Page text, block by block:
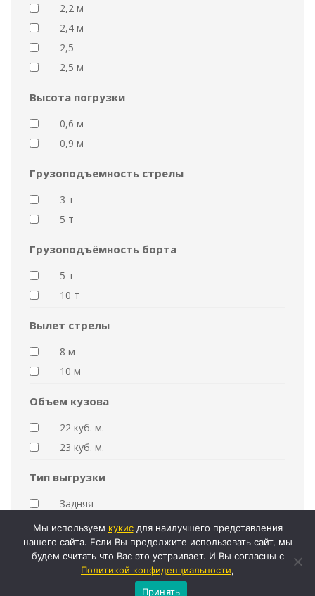
2,2 м
2,4 м
2,5
2,5 м
Высота погрузки
0,6 м
0,9 м
Грузоподъемность стрелы
3 т
5 т
Грузоподъёмность борта
5 т
10 т
Вылет стрелы
8 м
10 м
Объем кузова
22 куб. м.
23 куб. м.
Тип выгрузки
Задняя
Длина платформы
9 м
9,6 м
Мы используем кукиcдля наилучшего представления
нашего сайта. Если Вы продолжите использовать сайт, мы
будем считать что Вас это устраивает. И Вы согласны с
Политикой конфиденциальности,
Принять